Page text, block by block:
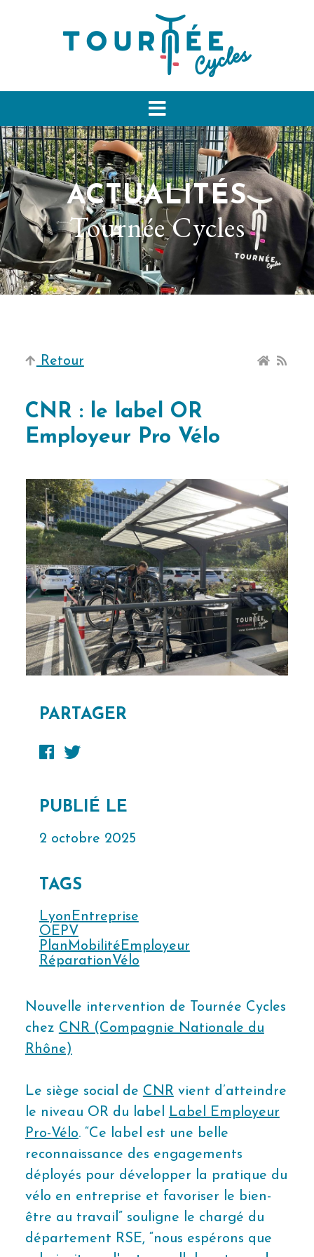
ACTUALITÉS
Tournée Cycles
Retour
CNR : le label OR
Employeur Pro Vélo
PARTAGER
PUBLIÉ LE
2 octobre 2025
TAGS
LyonEntreprise
OEPV
PlanMobilitéEmployeur
RéparationVélo
Nouvelle intervention de Tournée Cycles
chez CNR (Compagnie Nationale du
Rhône)
Le siège social de CNR vient d’atteindre
le niveau OR du label Label Employeur
Pro-Vélo. “Ce label est une belle
reconnaissance des engagements
déployés pour développer la pratique du
vélo en entreprise et favoriser le bien-
être au travail” souligne le chargé du
département RSE, “nous espérons que